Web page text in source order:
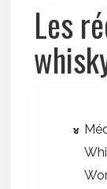
Les